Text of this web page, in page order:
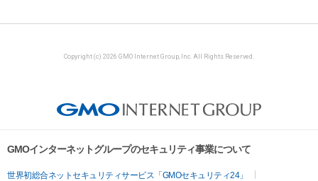
Copyright (c) 2026 GMO Internet Group, Inc. All Rights Reserved.
GMOインターネットグループのセキュリティ事業について
世界初総合ネットセキュリティサービス「GMOセキュリティ24」